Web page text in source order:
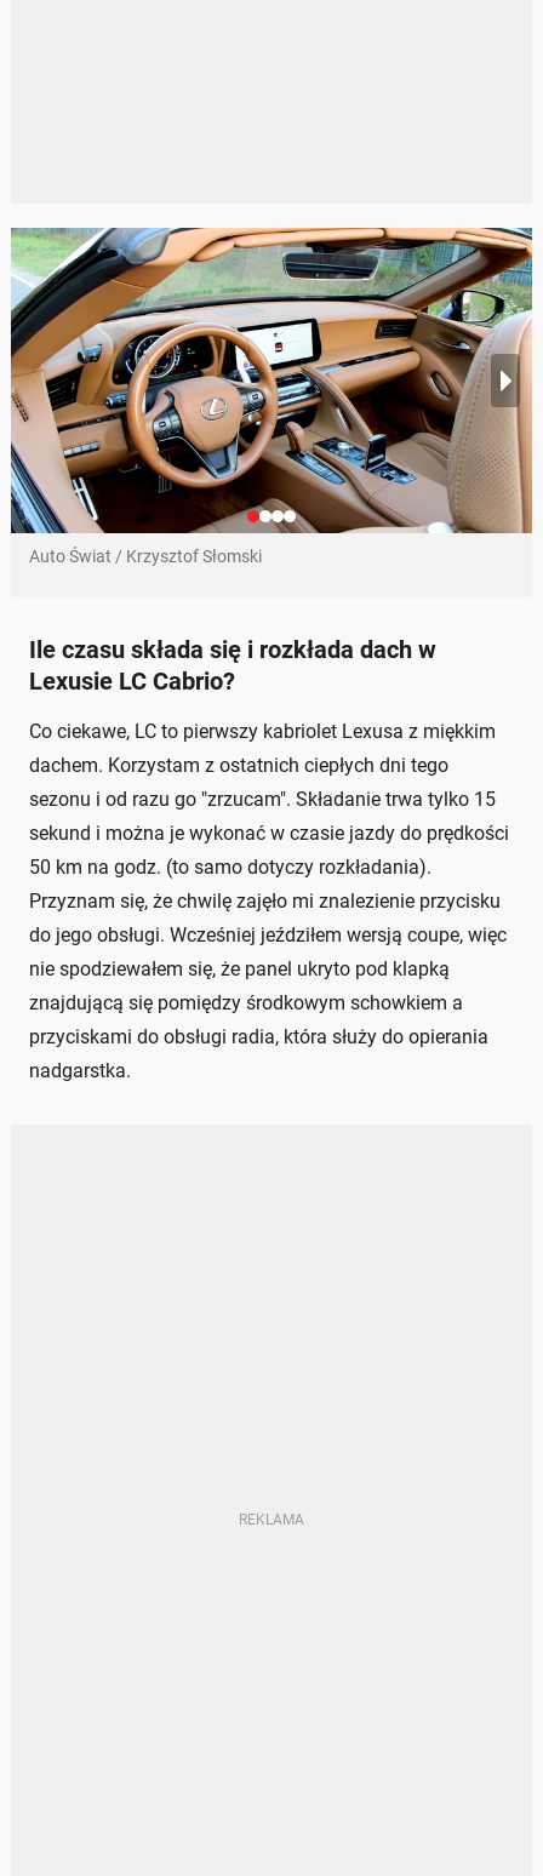
Auto Świat / Krzysztof Słomski
Ile czasu składa się i rozkłada dach w
Lexusie LC Cabrio?
Co ciekawe, LC to pierwszy kabriolet Lexusa z miękkim
dachem. Korzystam z ostatnich ciepłych dni tego
sezonu i od razu go "zrzucam". Składanie trwa tylko 15
sekund i można je wykonać w czasie jazdy do prędkości
50 km na godz. (to samo dotyczy rozkładania).
Przyznam się, że chwilę zajęło mi znalezienie przycisku
do jego obsługi. Wcześniej jeździłem wersją coupe, więc
nie spodziewałem się, że panel ukryto pod klapką
znajdującą się pomiędzy środkowym schowkiem a
przyciskami do obsługi radia, która służy do opierania
nadgarstka.